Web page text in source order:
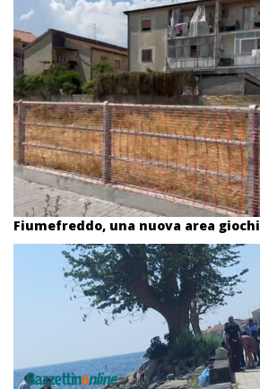
Fiumefreddo, una nuova area